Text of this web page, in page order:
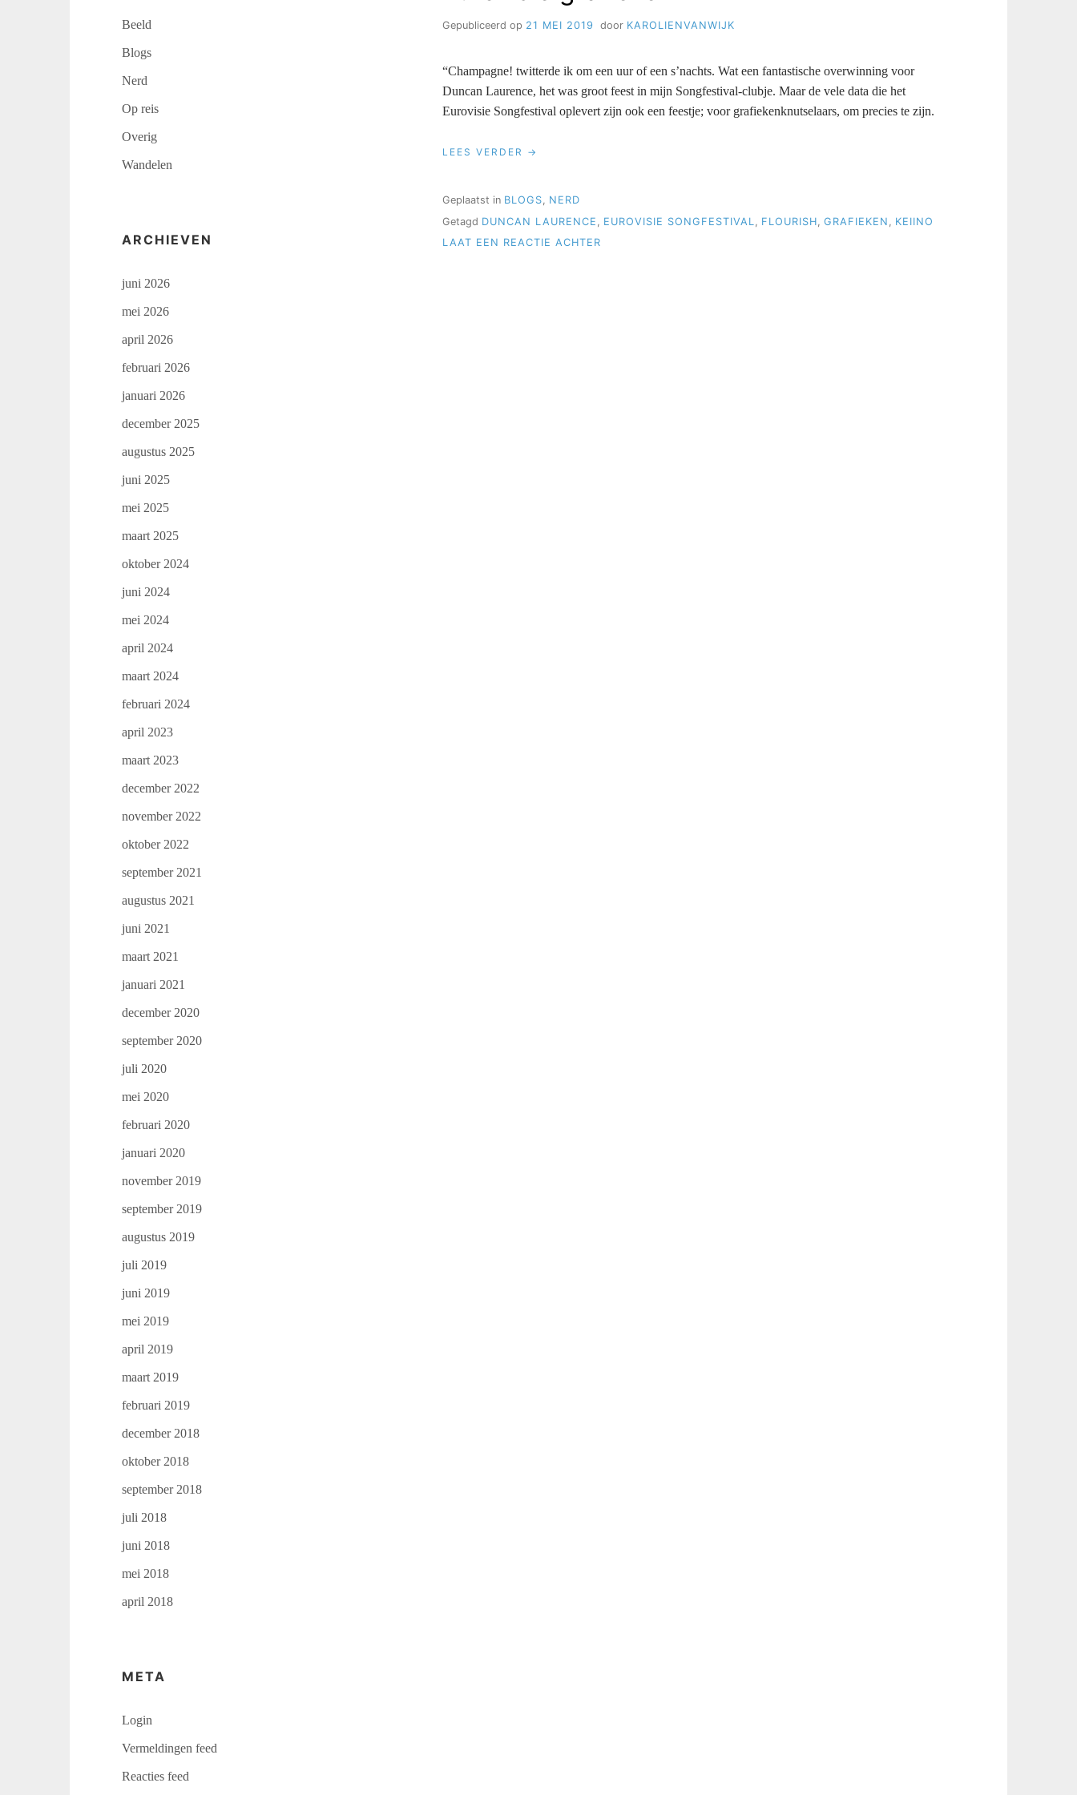
Gepubliceerd op 21 MEI 2019 door KAROLIENVANWIJK
“Champagne! twitterde ik om een uur of een s’nachts. Wat een fantastische overwinning voor
Duncan Laurence, het was groot feest in mijn Songfestival-clubje. Maar de vele data die het
Eurovisie Songfestival oplevert zijn ook een feestje; voor grafiekenknutselaars, om precies te zijn.
LEES VERDER
Geplaatst in BLOGS, NERD
Getagd DUNCAN LAURENCE EUROVISIE SONGFESTIVAL FLOURISH GRAFIEKEN
KEIINO
LAAT EEN REACTIE ACHTER
Beeld
Blogs
Nerd
Op reis
Overig
Wandelen
ARCHIEVEN
juni 2026
mei 2026
april 2026
februari 2026
januari 2026
december 2025
augustus 2025
juni 2025
mei 2025
maart 2025
oktober 2024
juni 2024
mei 2024
april 2024
maart 2024
februari 2024
april 2023
maart 2023
december 2022
november 2022
oktober 2022
september 2021
augustus 2021
juni 2021
maart 2021
januari 2021
december 2020
september 2020
juli 2020
mei 2020
februari 2020
januari 2020
november 2019
september 2019
augustus 2019
juli 2019
juni 2019
mei 2019
april 2019
maart 2019
februari 2019
december 2018
oktober 2018
september 2018
juli 2018
juni 2018
mei 2018
april 2018
META
Login
Vermeldingen feed
Reacties feed